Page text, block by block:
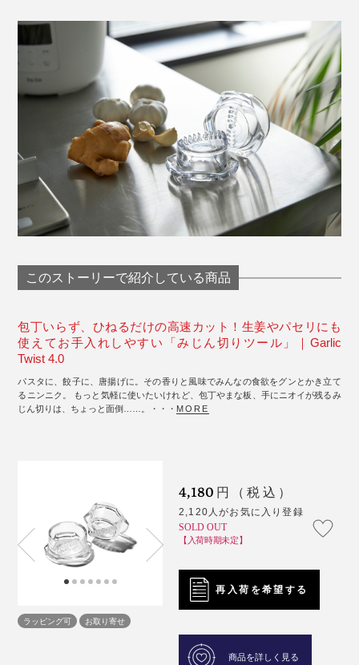
このストーリーで紹介している商品
包丁いらず、ひねるだけの高速カット！生姜やパセリにも
使えてお手入れしやすい「みじん切りツール」｜Garlic
Twist 4.0
パスタに、餃子に、唐揚げに。その香りと風味でみんなの食欲をグンとかき立て
るニンニク。 もっと気軽に使いたいけれど、包丁やまな板、手にニオイが残るみ
じん切りは、ちょっと面倒……。・・・ MORE
ラッピング可 お取り寄せ
4,180 円（税込）
2,120人がお気に入り登録
SOLD OUT
【入荷時期未定】
再入荷を希望する
商品を詳しく見る